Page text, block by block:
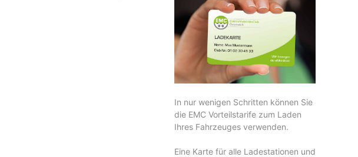
In nur wenigen Schritten können Sie
die EMC Vorteilstarife zum Laden
Ihres Fahrzeuges verwenden.
Eine Karte für alle Ladestationen und